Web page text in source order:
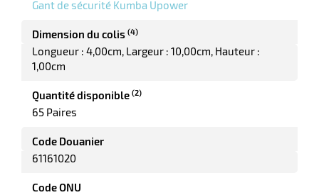
Gant de sécurité Kumba Upower
Dimension du colis (4)
Longueur : 4,00cm Largeur : 10,00cm Hauteur :
1,00cm
Quantité disponible (2)
65 Paires
Code Douanier
61161020
Code ONU